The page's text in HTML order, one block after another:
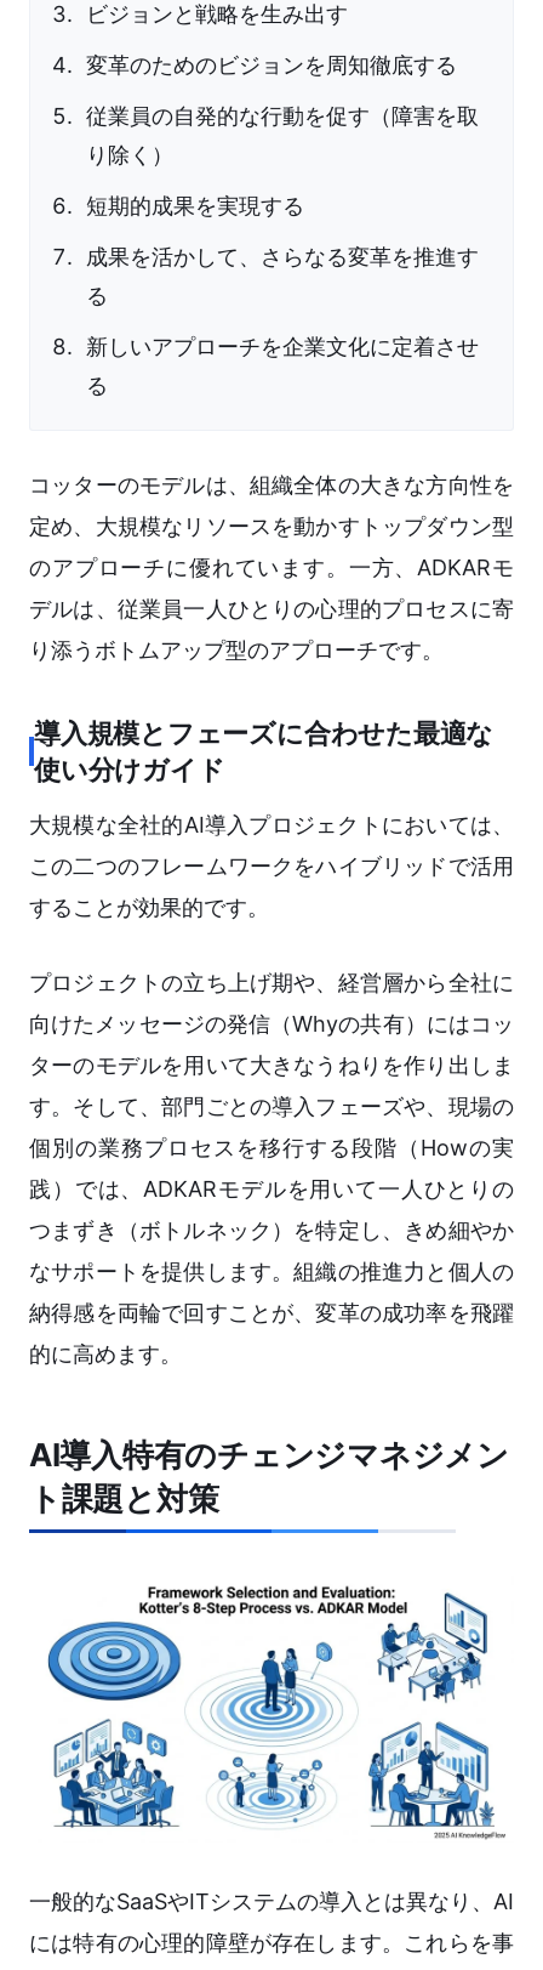
ビジョンと戦略を生み出す
変革のためのビジョンを周知徹底する
従業員の自発的な行動を促す（障害を取
り除く）
短期的成果を実現する
成果を活かして、さらなる変革を推進す
る
新しいアプローチを企業文化に定着させ
る
コッターのモデルは、組織全体の大きな方向性を
定め、大規模なリソースを動かすトップダウン型
のアプローチに優れています。一方、ADKARモ
デルは、従業員一人ひとりの心理的プロセスに寄
り添うボトムアップ型のアプローチです。
導入規模とフェーズに合わせた最適な
使い分けガイド
大規模な全社的AI導入プロジェクトにおいては、
この二つのフレームワークをハイブリッドで活用
することが効果的です。
プロジェクトの立ち上げ期や、経営層から全社に
向けたメッセージの発信（Whyの共有）にはコッ
ターのモデルを用いて大きなうねりを作り出しま
す。そして、部門ごとの導入フェーズや、現場の
個別の業務プロセスを移行する段階（Howの実
践）では、ADKARモデルを用いて一人ひとりの
つまずき（ボトルネック）を特定し、きめ細やか
なサポートを提供します。組織の推進力と個人の
納得感を両輪で回すことが、変革の成功率を飛躍
的に高めます。
AI導入特有のチェンジマネジメン
ト課題と対策
一般的なSaaSやITシステムの導入とは異なり、AI
には特有の心理的障壁が存在します。これらを事